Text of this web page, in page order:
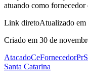
atuando como fornecedor
Link diretoAtualizado em
Criado em 30 de
AtacadoCeFornecedorPr
Santa Catarina